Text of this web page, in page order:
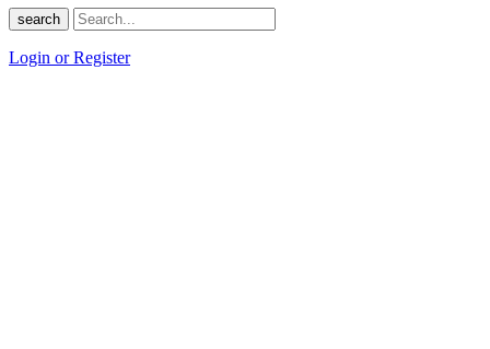
search
Login or Register